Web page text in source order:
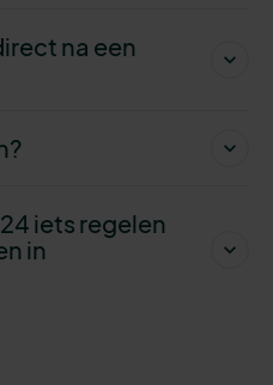
na een
iets regelen
in